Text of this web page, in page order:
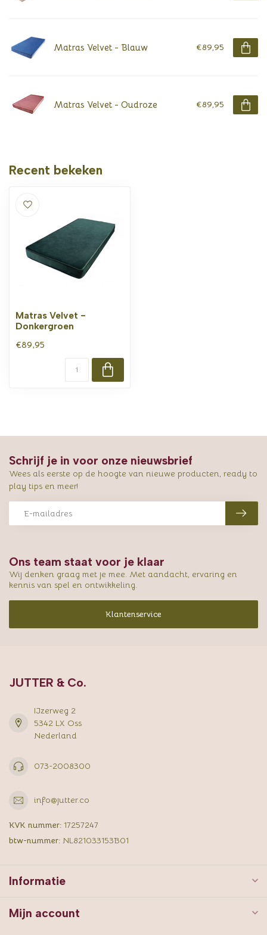
Matras Velvet - Blauw €89,95
Matras Velvet - Oudroze €89,95
Recent bekeken
Matras Velvet -
Donkergroen
€89,95
Ons team staat voor je klaar
Wij denken graag met je mee. Met aandacht, ervaring en
kennis van spel en ontwikkeling.
Klantenservice
Schrijf je in voor onze nieuwsbrief
Wees als eerste op de hoogte van nieuwe producten, ready to
play tips en meer!
JUTTER & Co.
IJzerweg 2
5342 LX Oss
Nederland
073-2008300
info@jutter.co
KVK nummer: 17257247
btw-nummer: NL821033153B01
Informatie
Mijn account